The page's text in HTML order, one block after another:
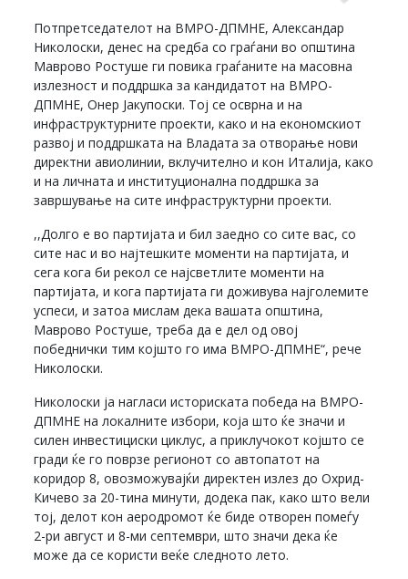
Потпретседателот на ВМРО-ДПМНЕ, Александар
Николоски, денес на средба со граѓани во општина
Маврово Ростуше ги повика граѓаните на масовна
излезност и поддршка за кандидатот на ВМРО-
ДПМНЕ, Онер Јакупоски. Тој се осврна и на
инфраструктурните проекти, како и на економскиот
развој и поддршката на Владата за отворање нови
директни авиолинии, вклучително и кон Италија, како
и на личната и институционална поддршка за
завршување на сите инфраструктурни проекти.
,,Долго е во партијата и бил заедно со сите вас, со
сите нас и во најтешките моменти на партијата, и
сега кога би рекол се најсветлите моменти на
партијата, и кога партијата ги доживува најголемите
успеси, и затоа мислам дека вашата општина,
Маврово Ростуше, треба да е дел од овој
победнички тим којшто го има ВМРО-ДПМНЕ“, рече
Николоски.
Николоски ја нагласи историската победа на ВМРО-
ДПМНЕ на локалните избори, која што ќе значи и
силен инвестициски циклус, а приклучокот којшто се
гради ќе го поврзе регионот со автопатот на
коридор 8, овозможувајќи директен излез до Охрид-
Кичево за 20-тина минути, додека пак, како што вели
тој, делот кон аеродромот ќе биде отворен помеѓу
2-ри август и 8-ми септември, што значи дека ќе
може да се користи веќе следното лето.